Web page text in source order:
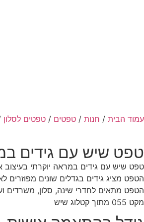
עמוד הבית / חנות / טפטים / טפטים לסלון
טפט שיש עם גידים
טפט שיש עם גידים במראה יוקרתי בעיצוב
הטפט מציג גידים בגדלים שונים מפוזרים
הטפט מתאים לחדרי שינה, סלון, משרדים
מקט 055 מתוך קטלוג שיש